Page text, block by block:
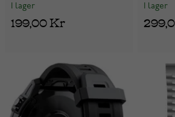
I lager
199,00 Kr
I lager